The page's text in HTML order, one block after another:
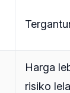
Harga
risiko